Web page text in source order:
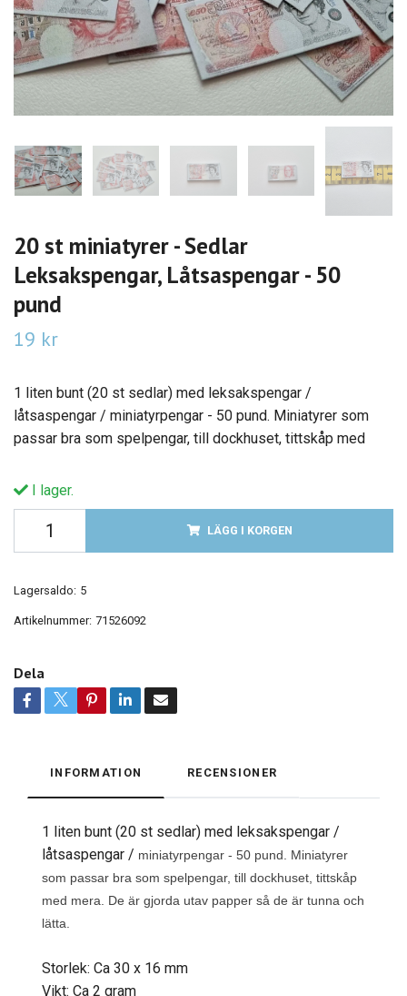
20 st miniatyrer - Sedlar
Leksakspengar, Låtsaspengar - 50
pund
19 kr
1 liten bunt (20 st sedlar) med leksakspengar /
låtsaspengar / miniatyrpengar - 50 pund. Miniatyrer som
passar bra som spelpengar, till dockhuset, tittskåp med
I lager.
LÄGG I KORGEN
Lagersaldo: 5
Artikelnummer: 71526092
Dela
INFORMATION RECENSIONER
1 liten bunt (20 st sedlar) med leksakspengar /
låtsaspengar / miniatyrpengar - 50 pund. Miniatyrer
som passar bra som spelpengar, till dockhuset, tittskåp
med mera. De är gjorda utav papper så de är tunna och
lätta.
Storlek: Ca 30 x 16 mm
Vikt: Ca 2 gram